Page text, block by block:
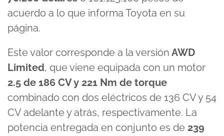
acuerdo a lo que informa Toyota en su
página.
Este valor corresponde a la versión AWD
Limited, que viene equipada con un motor
2.5 de 186 CV y 221 Nm de torque
combinado con dos eléctricos de 136 CV y 54
CV adelante y atrás, respectivamente. La
potencia entregada en conjunto es de 239